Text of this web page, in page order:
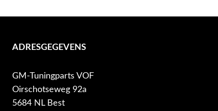
ADRESGEGEVENS
GM-Tuningparts VOF
Oirschotseweg 92a
5684 NL Best